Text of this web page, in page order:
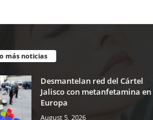
más noticias
Desmantelan red del Cártel
Jalisco con metanfetamina en
Europa
August 5, 2026